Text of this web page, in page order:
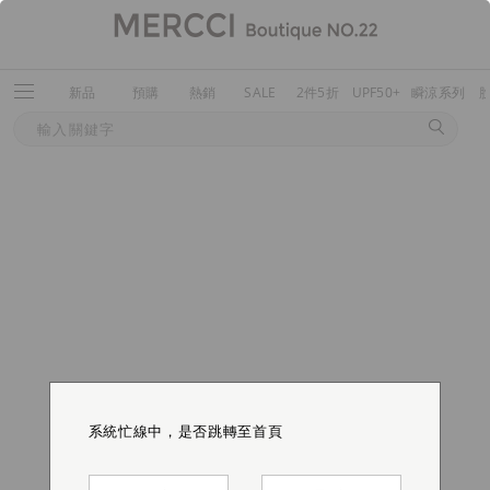
新品 預購 熱銷 SALE 2件5折 UPF50+ 瞬涼系列
系統忙線中，是否跳轉至首頁
系統忙線中，是否跳轉至首頁
系統忙線中，是否跳轉至首頁
系統忙線中，是否跳轉至首頁
系統忙線中，是否跳轉至首頁